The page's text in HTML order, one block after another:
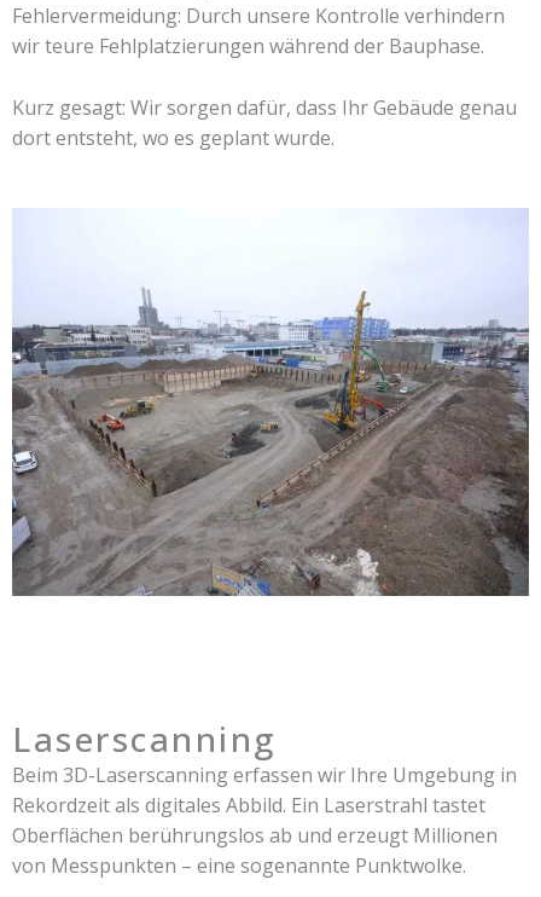
Fehlervermeidung: Durch unsere Kontrolle verhindern
wir teure Fehlplatzierungen während der Bauphase.
Kurz gesagt: Wir sorgen dafür, dass Ihr Gebäude genau
dort entsteht, wo es geplant wurde.
Laserscanning
Beim 3D-Laserscanning erfassen wir Ihre Umgebung in
Rekordzeit als digitales Abbild. Ein Laserstrahl tastet
Oberflächen berührungslos ab und erzeugt Millionen
von Messpunkten – eine sogenannte Punktwolke.